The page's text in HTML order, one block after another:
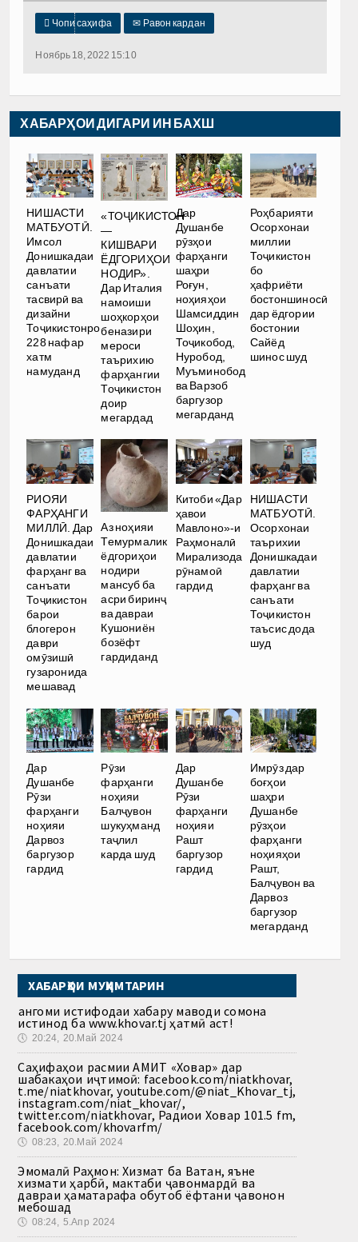
 Чопи саҳифа ✉ Равон кардан
Ноябрь 18, 2022 15:10
ХАБАРҲОИ ДИГАРИ ИН БАХШ
НИШАСТИ
МАТБУОТӢ.
Имсол
Донишкадаи
давлатии
санъати
тасвирӣ ва
дизайни
Тоҷикистонро
228 нафар
хатм
намуданд
«ТОҶИКИСТОН
—
КИШВАРИ
ЁДГОРИҲОИ
НОДИР».
Дар Италия
намоиши
шоҳкорҳои
беназири
мероси
таърихию
фарҳангии
Тоҷикистон
доир
мегардад
Дар
Душанбе
рӯзҳои
фарҳанги
шаҳри
Роғун,
ноҳияҳои
Шамсиддин
Шоҳин,
Тоҷикобод,
Нуробод,
Муъминобод
ва Варзоб
баргузор
мегарданд
Роҳбарияти
Осорхонаи
миллии
Тоҷикистон
бо
ҳафриёти
бостоншиносӣ
дар ёдгории
бостонии
Сайёд
шинос шуд
РИОЯИ
ФАРҲАНГИ
МИЛЛӢ. Дар
Донишкадаи
давлатии
фарҳанг ва
санъати
Тоҷикистон
барои
блогерон
даври
омӯзишӣ
гузаронида
мешавад
Аз ноҳияи
Темурмалик
ёдгориҳои
нодири
мансуб ба
асри биринҷ
ва давраи
Кушониён
бозёфт
гардиданд
Китоби «Дар
ҳавои
Мавлоно»-и
Раҳмоналӣ
Мирализода
рӯнамоӣ
гардид
НИШАСТИ
МАТБУОТӢ.
Осорхонаи
таърихии
Донишкадаи
давлатии
фарҳанг ва
санъати
Тоҷикистон
таъсис дода
шуд
Дар
Душанбе
Рӯзи
фарҳанги
ноҳияи
Дарвоз
баргузор
гардид
Рӯзи
фарҳанги
ноҳияи
Балҷувон
шукуҳманд
таҷлил
карда шуд
Дар
Душанбе
Рӯзи
фарҳанги
ноҳияи
Рашт
баргузор
гардид
Имрӯз дар
боғҳои
шаҳри
Душанбе
рӯзҳои
фарҳанги
ноҳияҳои
Рашт,
Балҷувон ва
Дарвоз
баргузор
мегарданд
ХАБАРҲОИ МУҲИМТАРИН
Ҳангоми истифодаи хабару маводи сомона
истинод ба www.khovar.tj ҳатмӣ аст!
🕔 20:24, 20.Май 2024
Саҳифаҳои расмии АМИТ «Ховар» дар
шабакаҳои иҷтимоӣ: facebook.com/niatkhovar,
t.me/niatkhovar, youtube.com/@niat_Khovar_tj,
instagram.com/niat_khovar/,
twitter.com/niatkhovar, Радиои Ховар 101.5 fm,
facebook.com/khovarfm/
🕔 08:23, 20.Май 2024
Эмомалӣ Раҳмон: Хизмат ба Ватан, яъне
хизмати ҳарбӣ, мактаби ҷавонмардӣ ва
давраи ҳаматарафа обутоб ёфтани ҷавонон
мебошад
🕔 08:24, 5.Апр 2024